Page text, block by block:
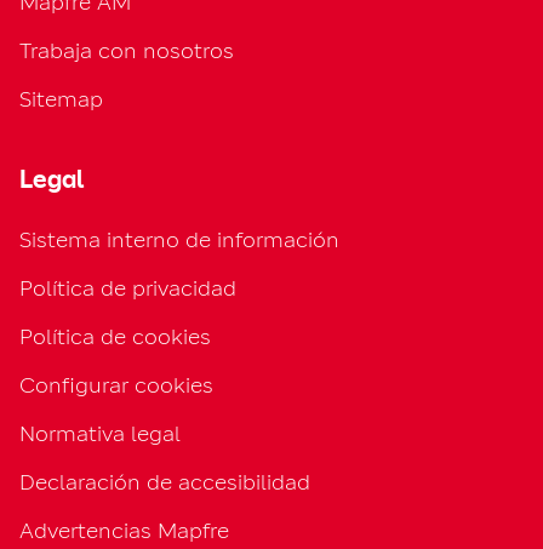
Trabaja con nosotros
Sitemap
Legal
Sistema interno de información
Política de privacidad
Política de cookies
Configurar cookies
Normativa legal
Declaración de accesibilidad
Advertencias Mapfre